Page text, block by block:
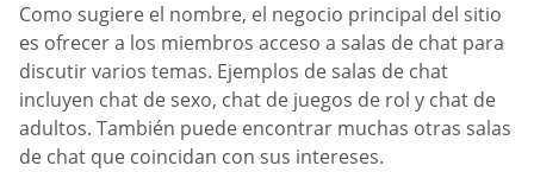
Como sugiere el nombre, el negocio principal del sitio
es ofrecer a los miembros acceso a salas de chat para
discutir varios temas. Ejemplos de salas de chat
incluyen chat de sexo, chat de juegos de rol y chat de
adultos. También puede encontrar muchas otras salas
de chat que coincidan con sus intereses.